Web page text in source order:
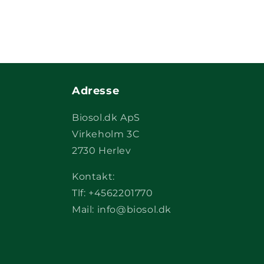
Adresse
Biosol.dk ApS
Virkeholm 3C
2730 Herlev
Kontakt:
Tlf: +4562201770
Mail: info@biosol.dk